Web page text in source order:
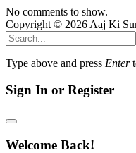
No comments to show.
Copyright © 2026 Aaj Ki
Type above and press Enter
Sign In or Register
Welcome Back!